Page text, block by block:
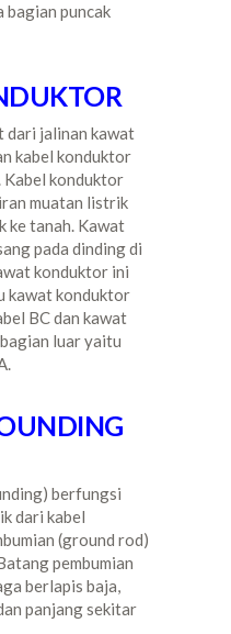
bagian puncak
dari jalinan kawat
kabel konduktor
Kabel konduktor
muatan listrik
ke tanah. Kawat
pada dinding di
konduktor ini
kawat konduktor
BC dan kawat
luar yaitu
berfungsi
dari kabel
(ground rod)
pembumian
berlapis baja,
panjang sekitar